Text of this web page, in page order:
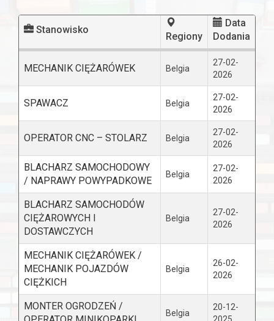
Stanowisko
Regiony
Data
Dodania
MECHANIK CIĘŻARÓWEK Belgia
27-02-
2026
SPAWACZ Belgia
27-02-
2026
OPERATOR CNC – STOLARZ Belgia
27-02-
2026
BLACHARZ SAMOCHODOWY
/ NAPRAWY POWYPADKOWE
Belgia
27-02-
2026
BLACHARZ SAMOCHODÓW
CIĘŻAROWYCH I
DOSTAWCZYCH
Belgia
27-02-
2026
MECHANIK CIĘŻARÓWEK /
MECHANIK POJAZDÓW
CIĘŻKICH
Belgia
26-02-
2026
MONTER OGRODZEŃ /
Belgia
20-12-